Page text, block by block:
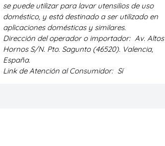
se puede utilizar para lavar utensilios de uso
doméstico, y está destinado a ser utilizado en
aplicaciones domésticas y similares.
Dirección del operador o importador: Av. Altos
Hornos S/N. Pto. Sagunto (46520). Valencia,
España.
Link de Atención al Consumidor: Sí